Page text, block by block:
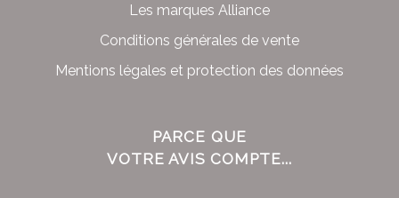
Les marques Alliance
Conditions générales de vente
Mentions légales et protection des données
PARCE QUE
VOTRE AVIS COMPTE...